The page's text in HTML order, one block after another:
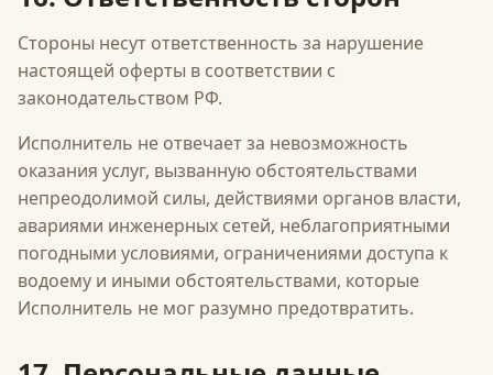
Стороны несут ответственность за нарушение
настоящей оферты в соответствии с
законодательством РФ.
Исполнитель не отвечает за невозможность
оказания услуг, вызванную обстоятельствами
непреодолимой силы, действиями органов власти,
авариями инженерных сетей, неблагоприятными
погодными условиями, ограничениями доступа к
водоему и иными обстоятельствами, которые
Исполнитель не мог разумно предотвратить.